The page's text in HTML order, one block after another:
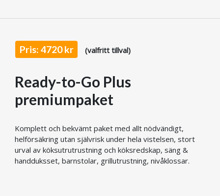
Pris: 4720 kr (valfritt tillval)
Ready-to-Go Plus
premiumpaket
Komplett och bekvämt paket med allt nödvändigt,
helförsäkring utan självrisk under hela vistelsen, stort
urval av köksutrutrustning och köksredskap, säng &
handduksset, barnstolar, grillutrustning, nivåklossar.